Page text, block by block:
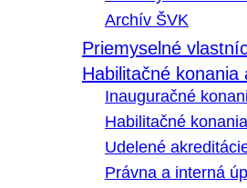
Archív ŠVK
Priemyselné
Habilitačné
Inauguračné
Habilitačné konania
Udelené
Právna a interná